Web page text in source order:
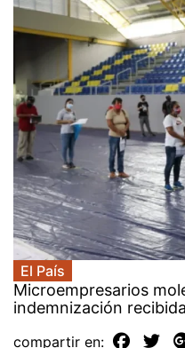
El País
Microempresarios
indemnización
compartir en: